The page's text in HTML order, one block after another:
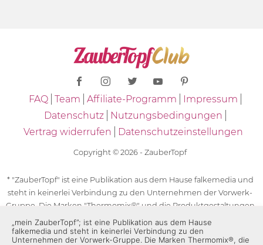
FAQ Team Affiliate-Programm
Impressum
Datenschutz
Nutzungsbedingungen
Vertrag widerrufen
Datenschutzeinstellungen
Copyright © 2026 - ZauberTopf
* "ZauberTopf" ist eine Publikation aus dem Hause falkemedia und
steht in keinerlei Verbindung zu den Unternehmen der Vorwerk-
Gruppe. Die Marken "Thermomix®" und die Produktgestaltungen
des "Thermomix®" sind eingetragene Marken der Unternehmen
der Vorwerk-Gruppe. Die Marken Thermomix®, die Zeichen TM5®,
„mein ZauberTopf”; ist eine Publikation aus dem Hause
falkemedia und steht in keinerlei Verbindung zu den
Unternehmen der Vorwerk-Gruppe. Die Marken Thermomix®, die